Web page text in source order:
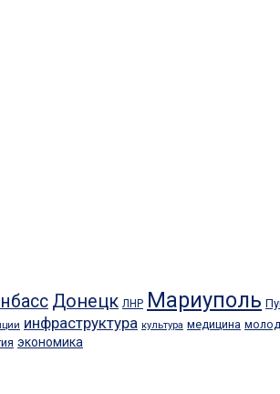
Донецк ЛНР Мариуполь
инфраструктура культура медицина
экономика